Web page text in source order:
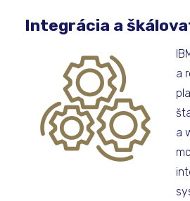
Integrácia a
a
a